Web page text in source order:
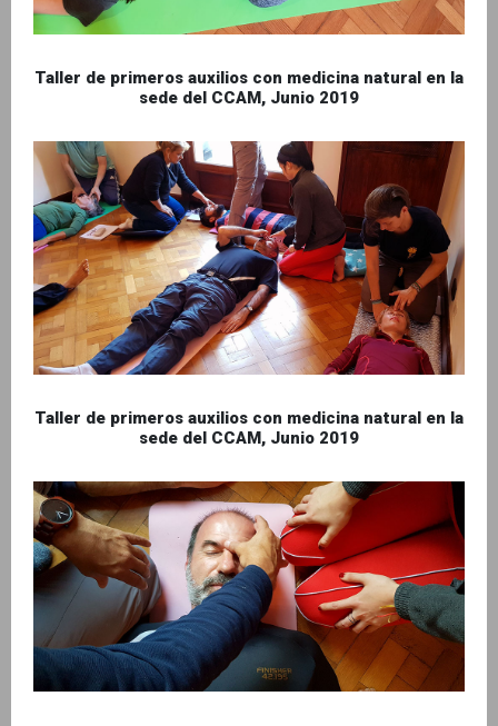
Taller de primeros auxilios con medicina natural en la
sede del CCAM, Junio 2019
Taller de primeros auxilios con medicina natural en la
sede del CCAM, Junio 2019